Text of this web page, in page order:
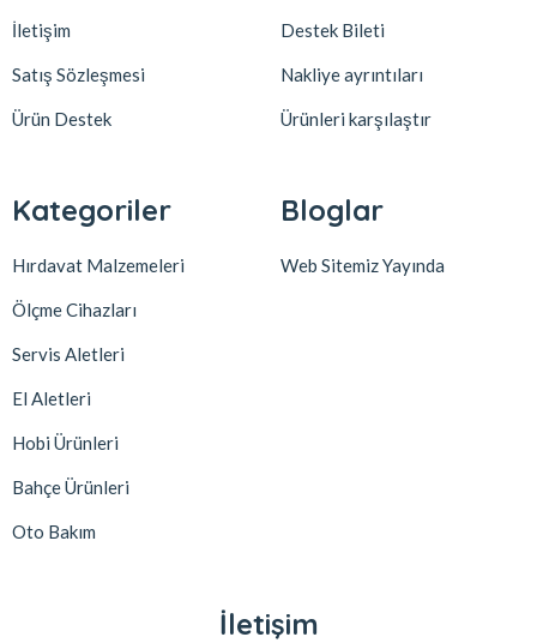
İletişim
Satış Sözleşmesi
Ürün Destek
Destek Bileti
Nakliye ayrıntıları
Ürünleri karşılaştır
Kategoriler
Hırdavat Malzemeleri
Ölçme Cihazları
Servis Aletleri
El Aletleri
Hobi Ürünleri
Bahçe Ürünleri
Oto Bakım
Bloglar
Web Sitemiz Yayında
İletişim